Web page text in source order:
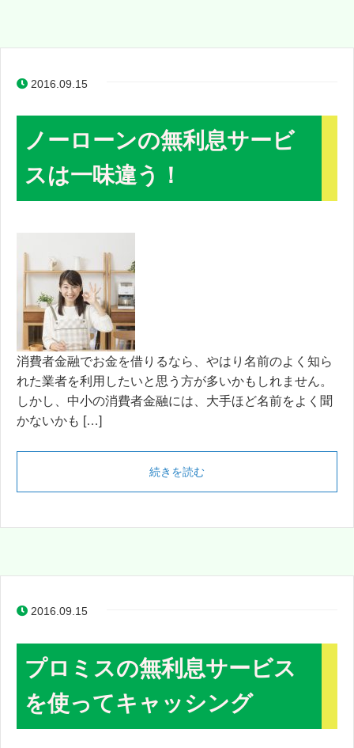
2016.09.15
ノーローンの無利息サービ
スは一味違う！
消費者金融でお金を借りるなら、やはり名前のよく知ら
れた業者を利用したいと思う方が多いかもしれません。
しかし、中小の消費者金融には、大手ほど名前をよく聞
かないかも […]
続きを読む
2016.09.15
プロミスの無利息サービス
を使ってキャッシング